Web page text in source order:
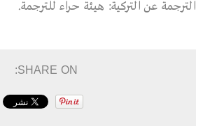
الترجمة عن التركية: هيئة حراء للترجمة.
SHARE ON: